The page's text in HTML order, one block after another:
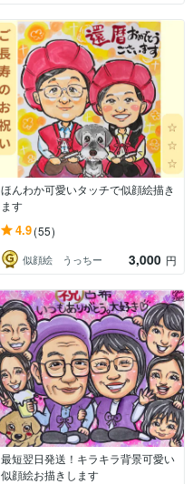
ほんわか可愛いタッチで似顔絵描き
ます
4.9(55)
似顔絵 うっちー 3,000 円
最短翌日発送！キラキラ背景可愛い
似顔絵お描きします